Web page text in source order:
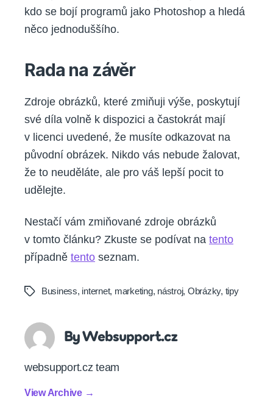
kdo se bojí programů jako Photoshop a hledá
něco jednoduššího.
Rada na závěr
Zdroje obrázků, které zmiňuji výše, poskytují
své díla volně k dispozici a častokrát mají
v licenci uvedené, že musíte odkazovat na
původní obrázek. Nikdo vás nebude žalovat,
že to neuděláte, ale pro váš lepší pocit to
udělejte.
Nestačí vám zmiňované zdroje obrázků
v tomto článku? Zkuste se podívat na tento
případně tento seznam.
Tags Business, internet, marketing, nástroj, Obrázky, tipy
By Websupport.cz
websupport.cz team
View Archive →